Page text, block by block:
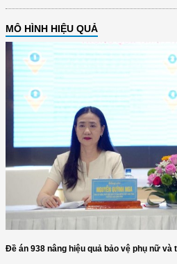
MÔ HÌNH HIỆU QUẢ
Đề án 938 nâng hiệu quả bảo vệ phụ nữ